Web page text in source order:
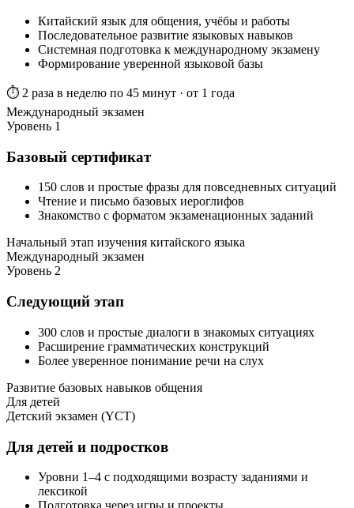
Китайский язык для общения, учёбы и работы
Последовательное развитие языковых навыков
Системная подготовка к международному экзамену
Формирование уверенной языковой базы
⏱ 2 раза в неделю по 45 минут · от 1 года
Международный экзамен
Уровень 1
Базовый сертификат
150 слов и простые фразы для повседневных ситуаций
Чтение и письмо базовых иероглифов
Знакомство с форматом экзаменационных заданий
Начальный этап изучения китайского языка
Международный экзамен
Уровень 2
Следующий этап
300 слов и простые диалоги в знакомых ситуациях
Расширение грамматических конструкций
Более уверенное понимание речи на слух
Развитие базовых навыков общения
Для детей
Детский экзамен (YCT)
Для детей и подростков
Уровни 1–4 с подходящими возрасту заданиями и
лексикой